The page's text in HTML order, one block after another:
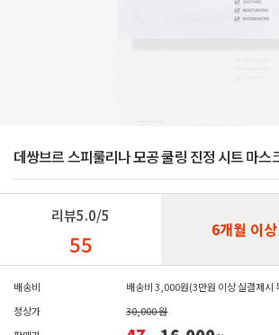
데쌍브르 스피룰리나 모공 쿨링 진정 시트 마스
리뷰5.0/5
55 6개월 이
배송비
배송비 3,000원(3만원 이상 실결제시
정상가
30,000 원